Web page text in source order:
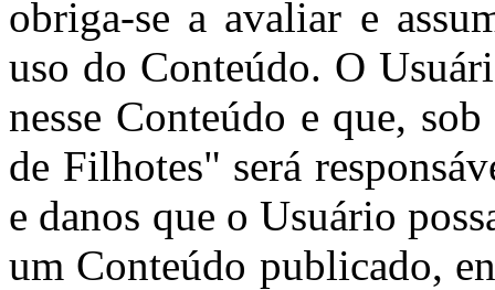
obriga-se a avaliar e
uso do Conteúdo. O
nesse Conteúdo e que,
de Filhotes" será
e danos que o Usuário
um Conteúdo publicado,